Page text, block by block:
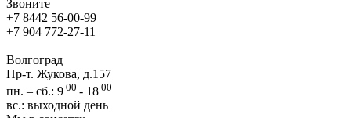
Звоните
+7 8442 56-00-99
+7 904 772-27-11
Волгоград
Пр-т. Жукова, д.157
пн. – сб.: 9 00 - 18 00
вс.: выходной день